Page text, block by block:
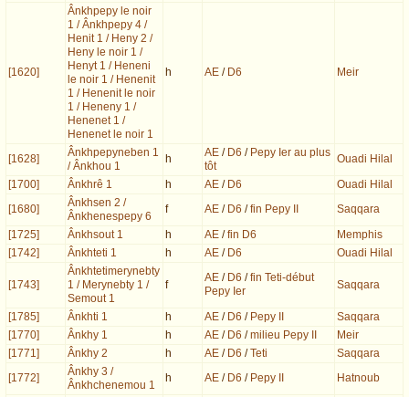
[1620]
Ânkhpepy le noir
1 / Ânkhpepy 4 /
Henit 1 / Heny 2 /
Heny le noir 1 /
Henyt 1 / Heneni
le noir 1 / Henenit
1 / Henenit le noir
1 / Heneny 1 /
Henenet 1 /
Henenet le noir 1
h AE / D6 Meir
[1628]
Ânkhpepyneben 1
/ Ânkhou 1
h AE / D6 / Pepy Ier au plus
tôt
Ouadi Hilal
[1700]
Ânkhrê 1 h AE / D6
Ouadi Hilal
[1680]
Ânkhsen 2 /
Ânkhenespepy 6
f AE / D6 /fin Pepy II
Saqqara
[1725]
Ânkhsout 1 h AE /fin D6
Memphis
[1742]
Ânkhteti 1 h AE / D6 Ouadi Hilal
[1743]
Ânkhtetimerynebty
1 / Merynebty 1 /
Semout 1
f
AE / D6 /fin Teti-début
Pepy Ier
Saqqara
[1785] Ânkhti 1 h AE / D6 / Pepy II
Saqqara
[1770]
Ânkhy 1 h AE / D6 /milieu Pepy II
Meir
[1771]
Ânkhy 2 h AE / D6 /Teti
Saqqara
[1772]
Ânkhy 3 /
Ânkhchenemou 1
h AE / D6 / Pepy II Hatnoub